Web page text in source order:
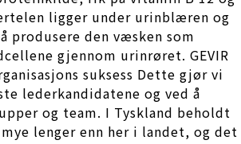
ligger under urinblæren og
produsere den væsken som
gjennom urinrøret. GEVIR
suksess Dette gjør vi
lederkandidatene og ved å
og team. I Tyskland beholdt
lenger enn her i landet, og det